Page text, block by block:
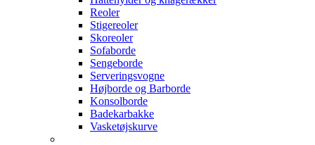
Reoler
Stigereoler
Skoreoler
Sofaborde
Sengeborde
Serveringsvogne
Højborde og Barborde
Konsolborde
Badekarbakke
Vasketøjskurve